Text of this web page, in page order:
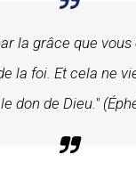
la grâce que
la foi. Et cela ne
don de Dieu."